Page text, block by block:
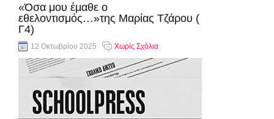
«Όσα μου έμαθε ο
εθελοντισμός…»της Μαρίας Τζάρου (
Γ4)
12 Οκτωβρίου 2025 Χωρίς Σχόλια